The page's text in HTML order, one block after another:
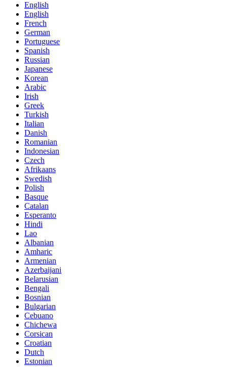
English
English
French
German
Portuguese
Spanish
Russian
Japanese
Korean
Arabic
Irish
Greek
Turkish
Italian
Danish
Romanian
Indonesian
Czech
Afrikaans
Swedish
Polish
Basque
Catalan
Esperanto
Hindi
Lao
Albanian
Amharic
Armenian
Azerbaijani
Belarusian
Bengali
Bosnian
Bulgarian
Cebuano
Chichewa
Corsican
Croatian
Dutch
Estonian